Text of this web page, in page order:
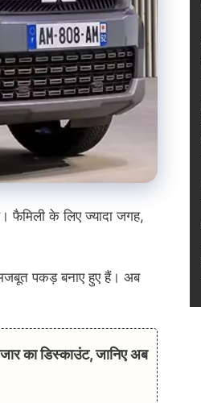
फैमिली के लिए ज्यादा जगह,
पकड़ बनाए हुए हैं। अब
का डिस्काउंट, जानिए अब